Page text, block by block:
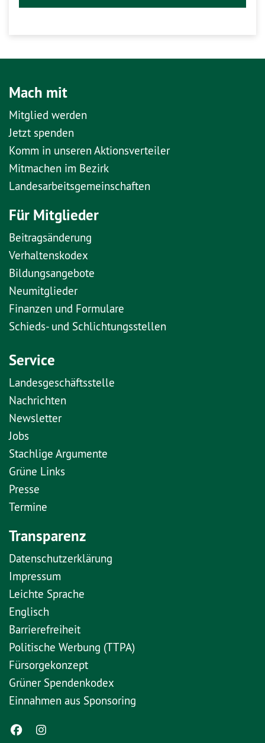
Mach mit
Mitglied werden
Jetzt spenden
Komm in unseren Aktionsverteiler
Mitmachen im Bezirk
Landesarbeitsgemeinschaften
Für Mitglieder
Beitragsänderung
Verhaltenskodex
Bildungsangebote
Neumitglieder
Finanzen und Formulare
Schieds- und Schlichtungsstellen
Service
Landesgeschäftsstelle
Nachrichten
Newsletter
Jobs
Stachlige Argumente
Grüne Links
Presse
Termine
Transparenz
Datenschutzerklärung
Impressum
Leichte Sprache
Englisch
Barrierefreiheit
Politische Werbung (TTPA)
Fürsorgekonzept
Grüner Spendenkodex
Einnahmen aus Sponsoring